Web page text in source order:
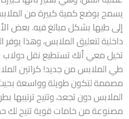
يسمح بوضع كمية كبيرة من
إلى طيها بشكل مبالغ فيه. بعض
داخلية لتعليق الملابس، وهذا
تخيل معي أنك تستطيع نقل دولاب
طي الملابس من جديد! كراتين
مصممة لتكون طويلة وواسعة
الملابس دون تجعد، وتتيح ترتيبها
مصنوعة من خامات قوية تتيح